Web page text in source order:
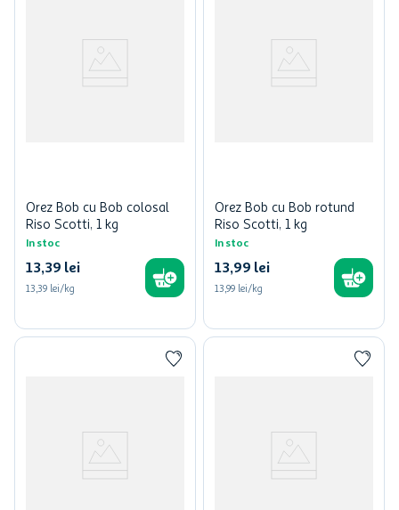
Orez Bob cu Bob colosal
Riso Scotti, 1 kg
In stoc
13,39 lei
13,39 lei/kg
Orez Bob cu Bob rotund
Riso Scotti, 1 kg
In stoc
13,99 lei
13,99 lei/kg